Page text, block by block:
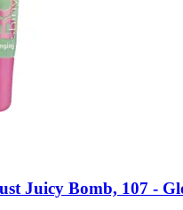
ust Juicy Bomb, 107 -​